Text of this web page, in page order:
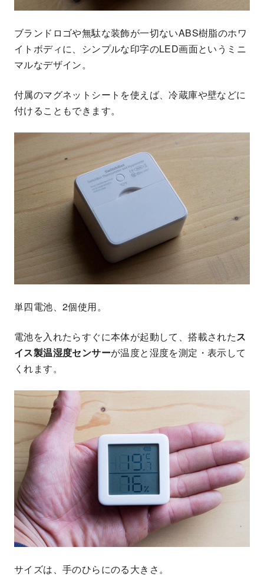
ブランドロゴや無駄な装飾が一切ないABS樹脂のホワ
イトボディに、シンプルな印字のLED画面というミニ
マルなデザイン。
付属のマグネットシートを使えば、冷蔵庫や壁などに
付けることもできます。
単四電池、2個使用。
電池を入れたらすぐに本体が起動して、搭載されたス
イス製温湿度センサーが温度と湿度を測定・表示して
くれます。
サイズは、手のひらにのる大きさ。